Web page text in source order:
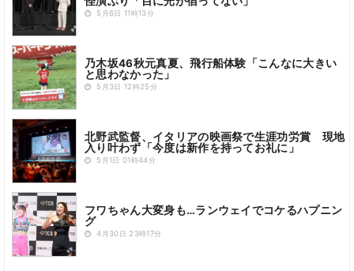
5月6日 11時13分
乃木坂46秋元真夏、飛行船体験「こんなに大きい
と思わなかった」
5月3日 12時25分
北野武監督、イタリアの映画祭で生涯功労賞 現地
入り叶わず「今度は新作を持ってお礼に」
5月1日 01時44分
フワちゃん大変身も…ランウェイでコケるハプニン
グ
4月30日 23時17分